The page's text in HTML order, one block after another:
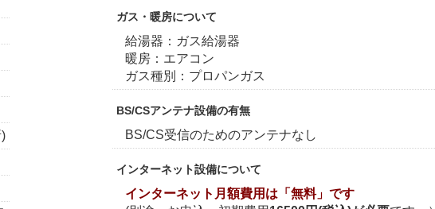
ガス・暖房について
給湯器：ガス給湯器
暖房：エアコン
ガス種別：プロパンガス
BS/CSアンテナ設備の有無
BS/CS受信のためのアンテナなし
インターネット設備について
インターネット月額費用は「無料」です